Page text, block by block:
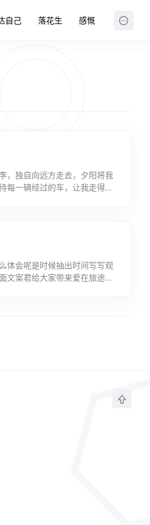
自己 落花生 感慨
，独自向远方走去，夕阳将我
每一辆经过的车，让我走得更
体会呢是时候抽出时间写写观
文案君给大家带来爱在旅途观